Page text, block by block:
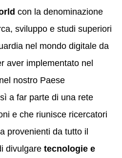
con la denominazione
sviluppo e studi superiori
nel mondo digitale da
aver implementato nel
nostro Paese
a far parte di una rete
e che riunisce ricercatori
provenienti da tutto il
divulgaretecnologie e